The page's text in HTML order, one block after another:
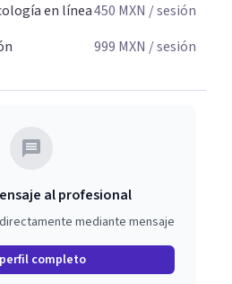
en línea450 MXN / sesión
999 MXN / sesión
al profesional
mediante mensaje
completo